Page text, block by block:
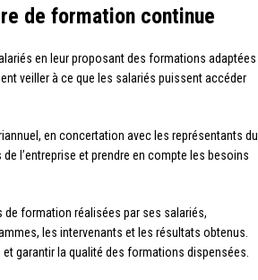
de formation continue
en leur proposant des formations adaptées
veiller à ce que les salariés puissent accéder
en concertation avec les représentants du
l’entreprise et prendre en compte les besoins
de formation réalisées par ses salariés,
les intervenants et les résultats obtenus.
garantir la qualité des formations dispensées.